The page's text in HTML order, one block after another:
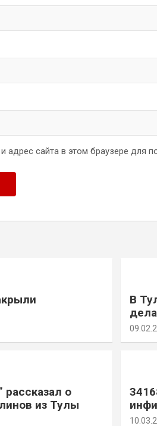
адрес сайта в этом браузере для
В
рассказал о
из Тулы